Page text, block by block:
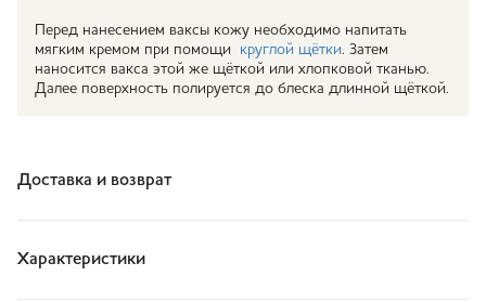
Перед нанесением ваксы кожу необходимо напитать
мягким кремом при помощи круглой щётки. Затем
наносится вакса этой же щёткой или хлопковой тканью.
Далее поверхность полируется до блеска длинной щёткой.
Доставка и возврат
Характеристики